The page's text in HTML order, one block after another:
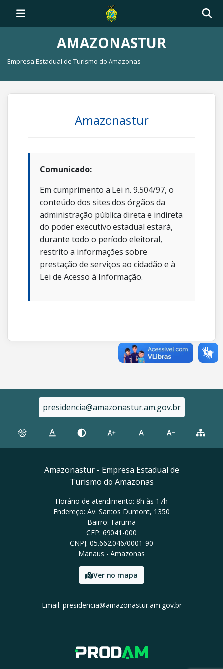
AMAZONASTUR
Empresa Estadual de Turismo do Amazonas
Amazonastur
Comunicado:
Em cumprimento a Lei n. 9.504/97, o
conteúdo dos sites dos órgãos da
administração pública direta e indireta
do poder executivo estadual estará,
durante todo o período eleitoral,
restrito a informações sobre
prestação de serviços ao cidadão e à
Lei de Acesso à Informação.
presidencia@amazonastur.am.gov.br
Amazonastur - Empresa Estadual de
Turismo do Amazonas
Horário de atendimento: 8h às 17h
Endereço: Av. Santos Dumont, 1350
Bairro: Tarumã
CEP: 69041-000
CNPJ: 05.662.046/0001-90
Manaus - Amazonas
Ver no mapa
Email: presidencia@amazonastur.am.gov.br